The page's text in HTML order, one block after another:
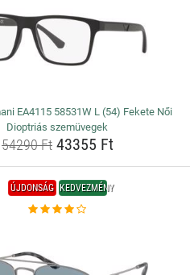
EA4115 58531W L (54) Fekete Női
Dioptriás szemüvegek
54290 Ft43355 Ft
ÚJDONSÁG KEDVEZMÉNY